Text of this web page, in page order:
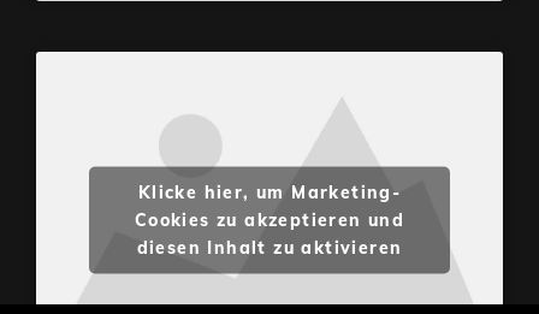
Klicke hier, um Marketing-
Cookies zu akzeptieren und
diesen Inhalt zu aktivieren